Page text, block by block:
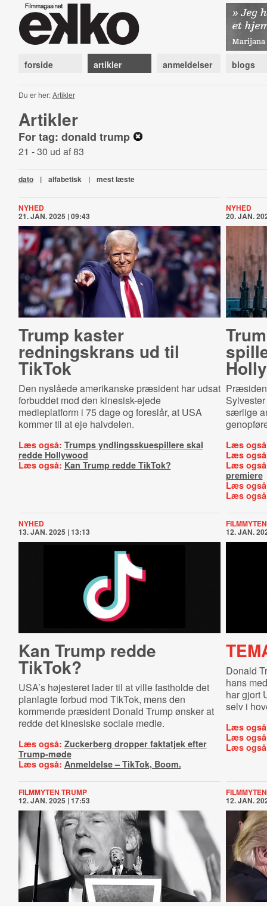
forside artikler anmeldelser blogs
Du er her:Artikler
Artikler
For tag: donald trump
21 - 30 ud af 83
dato | alfabetisk | mest læste
NYHED
21. JAN. 2025 | 09:43
Trump kaster
redningskrans ud til
TikTok
Den nyslåede amerikanske præsident har udsat
forbuddet mod den kinesisk-ejede
medieplatform i 75 dage og foreslår, at USA
kommer til at eje halvdelen.
Læs også: Trumps yndlingsskuespillere skal
redde Hollywood
Læs også: Kan Trump redde TikTok?
NYHED
20. JAN.
særlige
Læs
Læs
Læs
premiere
Læs
Læs
NYHED
13. JAN. 2025 | 13:13
Kan Trump redde
TikTok?
USA’s højesteret lader til at ville fastholde det
planlagte forbud mod TikTok, mens den
kommende præsident Donald Trump ønsker at
redde det kinesiske sociale medie.
Læs også: Zuckerberg dropper faktatjek efter
Trump-møde
Læs også: Anmeldelse – TikTok, Boom.
12. JAN.
Donald
hans
har gjort
selv i
Læs
Læs
Læs
FILMMYTEN TRUMP
12. JAN. 2025 | 17:53 12. JAN.